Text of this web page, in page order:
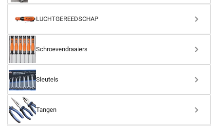
LUCHTGEREEDSCHAP
Schroevendraaiers
Sleutels
Tangen